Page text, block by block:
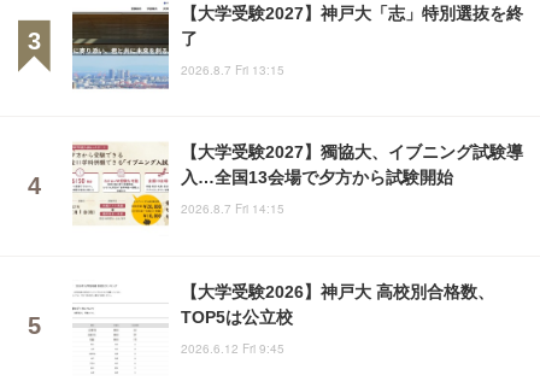
【大学受験2027】神戸大「志」特別選抜を終
了
2026.8.7 Fri 13:15
【大学受験2027】獨協大、イブニング試験導
入…全国13会場で夕方から試験開始
2026.8.7 Fri 14:15
【大学受験2026】神戸大 高校別合格数、
TOP5は公立校
2026.6.12 Fri 9:45